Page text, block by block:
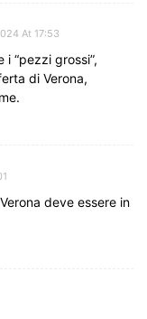
At 17:53
i “pezzi grossi”,
di Verona,
deve essere in